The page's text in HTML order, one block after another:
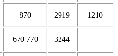
870 2919 1210
670 770 3244